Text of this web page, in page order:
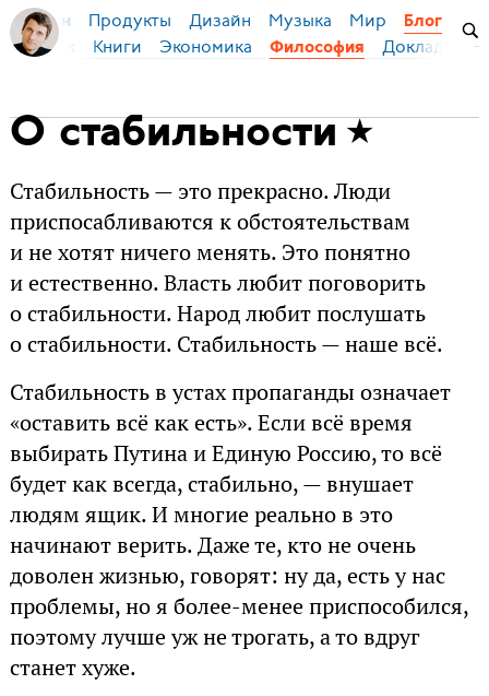
Бирман Продукты Дизайн Музыка Мир Блог
язык Книги Экономика Философия Доклады
О стабильности
Стабильность — это прекрасно. Люди
приспосабливаются к обстоятельствам
и не хотят ничего менять. Это понятно
и естественно. Власть любит поговорить
о стабильности. Народ любит послушать
о стабильности. Стабильность — наше всё.
Стабильность в устах пропаганды означает
«оставить всё как есть». Если всё время
выбирать Путина и Единую Россию, то всё
будет как всегда, стабильно, — внушает
людям ящик. И многие реально в это
начинают верить. Даже те, кто не очень
доволен жизнью, говорят: ну да, есть у нас
проблемы, но я более-менее приспособился,
поэтому лучше уж не трогать, а то вдруг
станет хуже.